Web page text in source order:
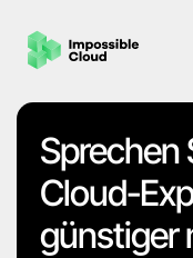
Sprechen
Cloud-
günstiger